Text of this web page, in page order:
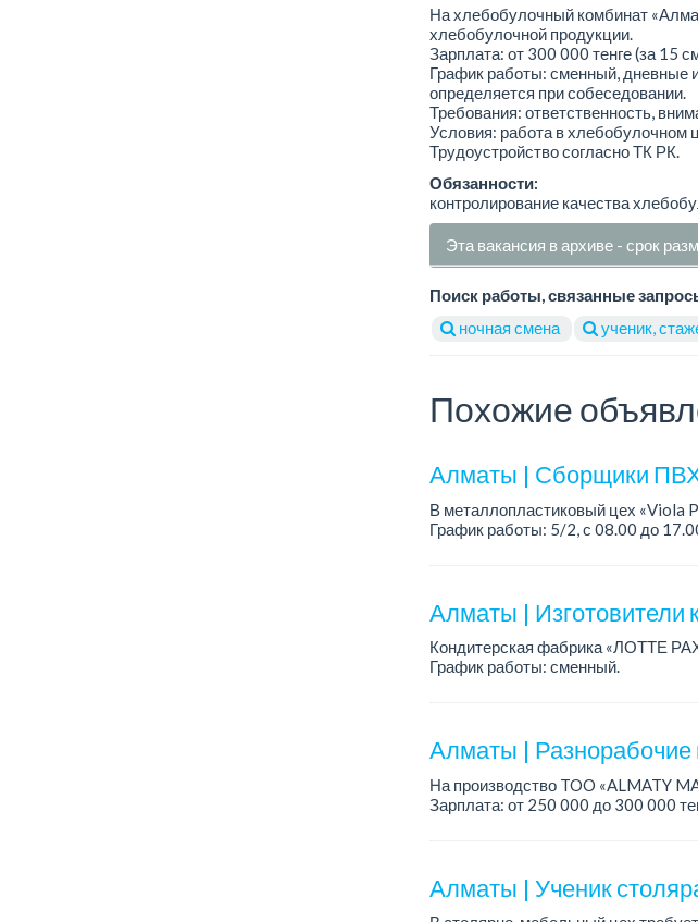
На хлебобулочный комбинат
хлебобулочной продукции.
Зарплата: от 300 000 тенге (за 15
График работы: сменный, дневные
определяется при собеседовании.
Требования: ответственность,
Условия: работа в хлебобулочном
Трудоустройство согласно ТК РК.
Обязанности:
контролирование качества
Эта вакансия в архиве - срок
Поиск работы, связанные
ночная смена
ученик,
Похожие
Алматы | Сборщики
В металлопластиковый цех «Viola
График работы: 5/2, с 08.00 до
Алматы | Изготовители
Кондитерская фабрика «ЛОТТЕ
График работы: сменный.
Алматы | Разнорабочие
На производство TOO «ALMATY
Зарплата: от 250 000 до 300 000
Алматы | Ученик